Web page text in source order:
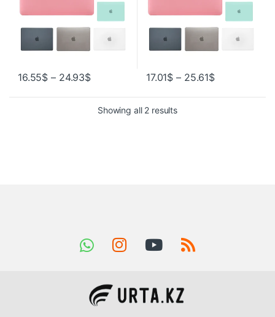
16.55$ – 24.93$ 17.01$ – 25.61$
Showing all 2 results